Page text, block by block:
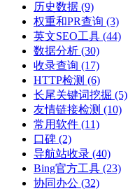
历史数据 (9)
权重和PR查询 (3)
英文SEO工具 (44)
数据分析 (30)
收录查询 (17)
HTTP检测 (6)
长尾关键词挖掘 (5)
友情链接检测 (10)
常用软件 (11)
口碑 (2)
导航站收录 (40)
Bing官方工具 (23)
协同办公 (32)